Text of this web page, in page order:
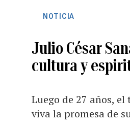
NOTICIA
Julio César
cultura y
Luego de 27 años,
viva la promesa de